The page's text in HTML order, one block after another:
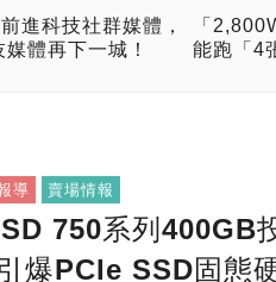
進科技社群媒體，
體再下一城！
「
能跑「4
導 賣場情報
750系列400GB
爆PCIe SSD固態